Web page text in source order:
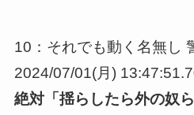
10：それでも動く名無し
2024/07/01(月)
絶対「揺らしたら外の奴